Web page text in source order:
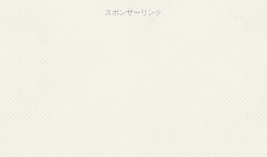
スポンサーリンク